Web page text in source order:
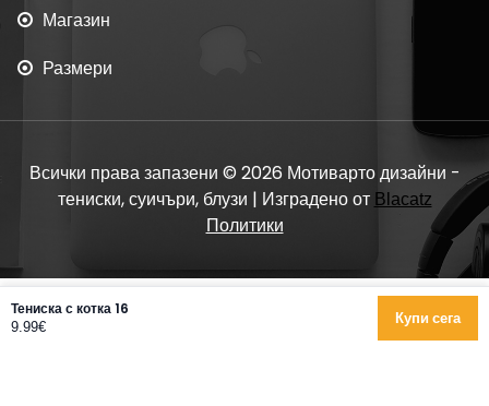
Магазин
Размери
Всички права запазени © 2026 Мотиварто дизайни -
тениски, суичъри, блузи | Изградено от Blacatz
Политики
Тениска с котка 16
9.99€ Купи сега